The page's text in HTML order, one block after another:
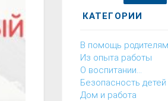
КАТЕГОРИИ
В помощь родителям
Из опыта работы
О воспитании...
Безопасность детей
Дом и работа